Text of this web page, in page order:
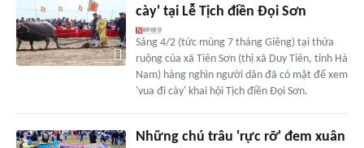
cày' tại Lễ Tịch điền Đọi Sơn
Sáng 4/2 (tức mùng 7 tháng Giêng) tại thửa
ruộng của xã Tiên Sơn (thị xã Duy Tiên, tỉnh Hà
Nam) hàng nghìn người dân đã có mặt để xem
'vua đi cày' khai hội Tịch điền Đọi Sơn.
Những chú trâu 'rực rỡ' đem xuân